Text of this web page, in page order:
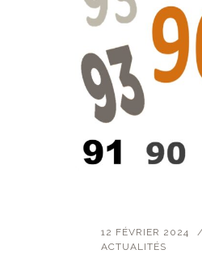
12 FÉVRIER 2024
ACTUALITÉS